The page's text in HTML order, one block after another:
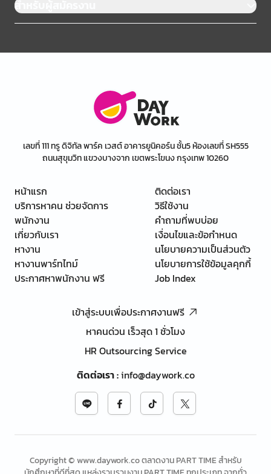
สำหรับผู้สมัครงาน
เลขที่ 111 ทรู ดิจิทัล พาร์ค เวสต์ อาคารยูนิคอร์น ชั้น5 ห้องเลขที่ SH555
ถนนสุขุมวิท แขวงบางจาก เขตพระโขนง กรุงเทพ 10260
หน้าแรก
บริการหาคน ช่วยจัดการ
พนักงาน
เกี่ยวกับเรา
หางาน
หางานพาร์ทไทม์
ประกาศหาพนักงาน ฟรี
ติดต่อเรา
วิธีใช้งาน
คำถามที่พบบ่อย
เงื่อนไขและข้อกำหนด
นโยบายความเป็นส่วนตัว
นโยบายการใช้ข้อมูลคุกกี้
Job Index
เข้าสู่ระบบเพื่อประกาศงานฟรี
หาคนด่วน เร็วสุด 1 ชั่วโมง
HR Outsourcing Service
ติดต่อเรา:info@daywork.co
Copyright © www.daywork.co ตลาดงาน PART TIME สำหรับ